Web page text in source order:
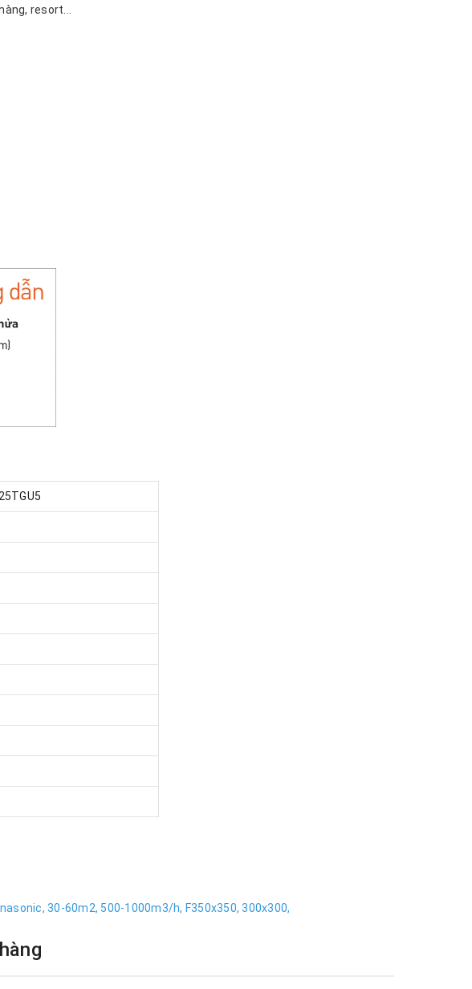
resort...
30-60m2, 500-1000m3/h, F350x350, 300x300,